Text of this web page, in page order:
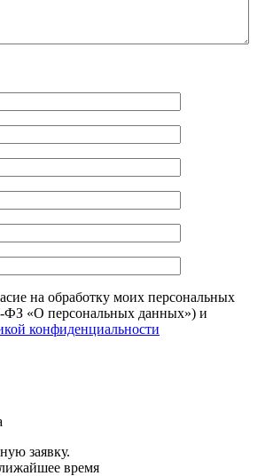
на обработку моих персональных
ФЗ «О персональных данных») и
конфиденциальности
заявку.
время